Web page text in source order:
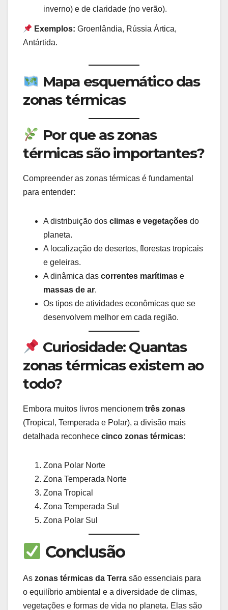
inverno) e de claridade (no verão).
Exemplos: Groenlândia, Rússia Ártica,
Antártida.
Mapa esquemático das
zonas térmicas
Por que as zonas
térmicas são importantes?
Compreender as zonas térmicas é fundamental
para entender:
A distribuição dos climas e vegetações do
planeta.
A localização de desertos, florestas tropicais
e geleiras.
A dinâmica das correntes marítimas e
massas de ar.
Os tipos de atividades econômicas que se
desenvolvem melhor em cada região.
Curiosidade: Quantas
zonas térmicas existem ao
todo?
Embora muitos livros mencionem três zonas
(Tropical, Temperada e Polar), a divisão mais
detalhada reconhece cinco zonas térmicas:
Zona Polar Norte
Zona Temperada Norte
Zona Tropical
Zona Temperada Sul
Zona Polar Sul
Conclusão
As zonas térmicas da Terra são essenciais para
o equilíbrio ambiental e a diversidade de climas,
vegetações e formas de vida no planeta. Elas são